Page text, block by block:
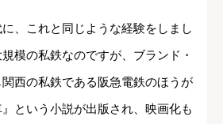
、これと同じような経験をしまし
模の私鉄なのですが、ブランド・
西の私鉄である阪急電鉄のほうが
という小説が出版され、映画化も